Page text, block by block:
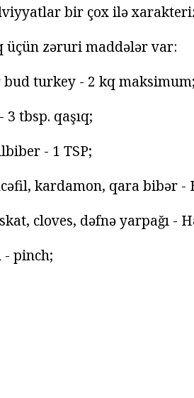
bir çox ilə
üçün zəruri maddələr var:
turkey - 2 kq maksimum;
3 tbsp. qaşıq;
- 1 TSP;
kardamon, qara bibər -
cloves, dəfnə yarpağı -
- pinch;